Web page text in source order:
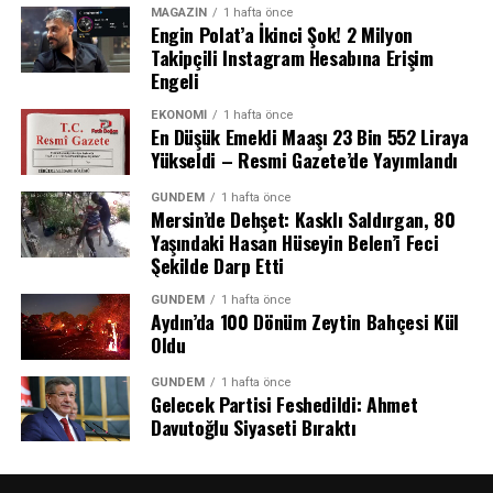
REKLAM
Husi Sözcü: “Yüzlerce Asker Öldü veya
Yaralandı”
Husilerin askeri sözcüsü Yahya Seri, saldırılarla ilgili
yaptığı açıklamada hedefin Suudi Arabistan destekli
MAGAZIN 1 hafta önce
Engin Polat’a İkinci Şok! 2 Milyon
Takipçili Instagram Hesabına Erişim
Engeli
EKONOMI 1 hafta önce
En Düşük Emekli Maaşı 23 Bin 552 Liraya
Yükseldi – Resmi Gazete’de Yayımlandı
GÜNDEM 1 hafta önce
Mersin’de Dehşet: Kasklı Saldırgan, 80
Yaşındaki Hasan Hüseyin Belen’i Feci
Şekilde Darp Etti
GÜNDEM 1 hafta önce
Aydın’da 100 Dönüm Zeytin Bahçesi Kül
Oldu
GÜNDEM 1 hafta önce
Gelecek Partisi Feshedildi: Ahmet
Davutoğlu Siyaseti Bıraktı